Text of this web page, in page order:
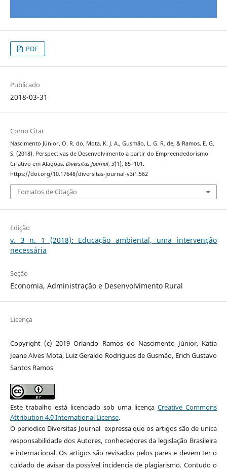
PDF
Publicado
2018-03-31
Como Citar
Nascimento Júnior, O. R. do, Mota, K. J. A., Gusmão, L. G. R. de, & Ramos, E. G.
S. (2018). Perspectivas de Desenvolvimento a partir do Empreendedorismo
Criativo em Alagoas. Diversitas Journal, 3(1), 85–101.
https://doi.org/10.17648/diversitas-journal-v3i1.562
Fomatos de Citação
Edição
v. 3 n. 1 (2018): Educação ambiental, uma intervenção
necessária
Seção
Economia, Administração e Desenvolvimento Rural
Licença
Copyright (c) 2019 Orlando Ramos do Nascimento Júnior, Katia
Jeane Alves Mota, Luiz Geraldo Rodrigues de Gusmão, Erich Gustavo
Santos Ramos
Este trabalho está licenciado sob uma licençaCreative Commons
Attribution 4.0 International License.
O periodico Diversitas Journal expressa que os artigos são de unica
responsabilidade dos Autores, conhecedores da legislação Brasileira
e internacional. Os artigos são revisados pelos pares e devem ter o
cuidado de avisar da possível incidencia de plagiarismo. Contudo o